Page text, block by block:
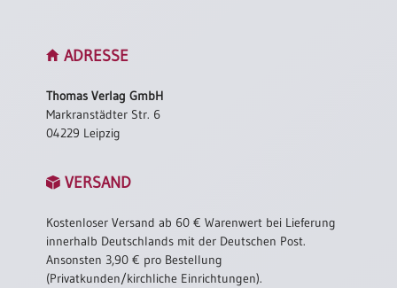
ADRESSE
Thomas Verlag GmbH
Markranstädter Str. 6
04229 Leipzig
VERSAND
Kostenloser Versand ab 60 € Warenwert bei Lieferung
innerhalb Deutschlands mit der Deutschen Post.
Ansonsten 3,90 € pro Bestellung
(Privatkunden/kirchliche Einrichtungen).